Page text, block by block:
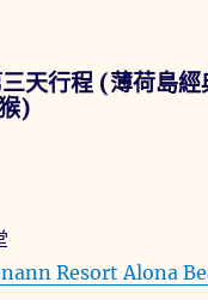
天行程 (薄荷島
)
Resort Alona